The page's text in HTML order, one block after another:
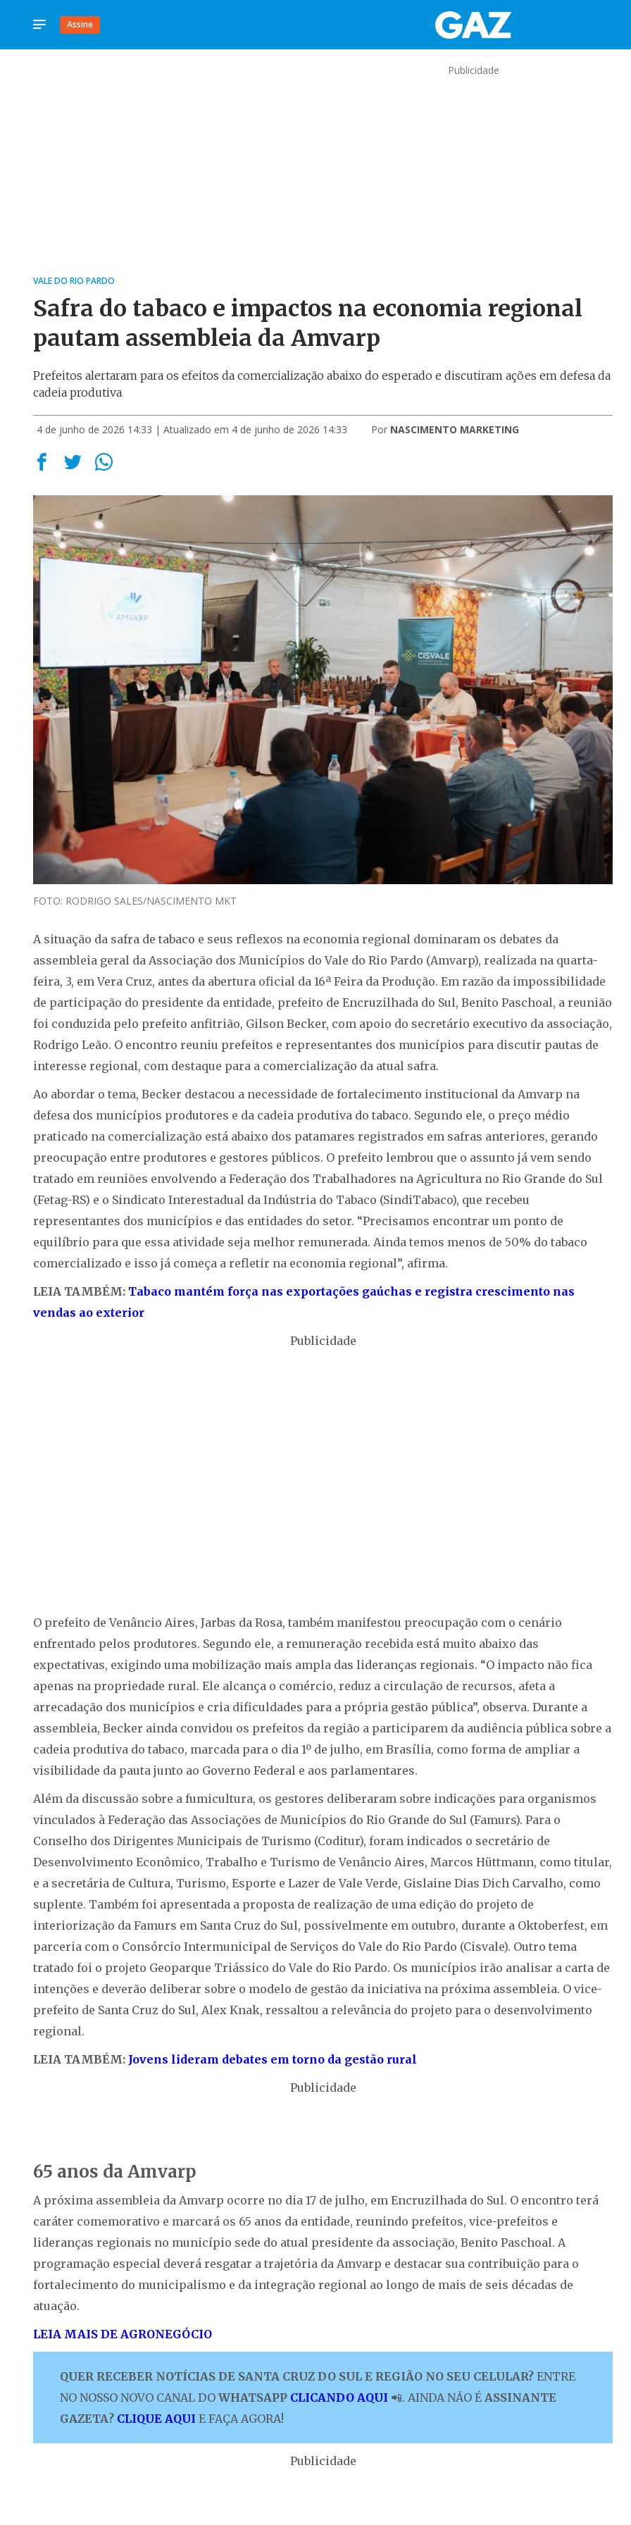
Assine
Publicidade
VALE DO RIO PARDO
Safra do tabaco e impactos na economia regional
pautam assembleia da Amvarp
Prefeitos alertaram para os efeitos da comercialização abaixo do esperado e discutiram ações em defesa da
cadeia produtiva
4 de junho de 2026 14:33 | Atualizado em 4 de junho de 2026 14:33 Por NASCIMENTO MARKETING
FOTO: RODRIGO SALES/NASCIMENTO MKT
A situação da safra de tabaco e seus reflexos na economia regional dominaram os debates da
assembleia geral da Associação dos Municípios do Vale do Rio Pardo (Amvarp), realizada na quarta-
feira, 3, em Vera Cruz, antes da abertura oficial da 16ª Feira da Produção. Em razão da impossibilidade
de participação do presidente da entidade, prefeito de Encruzilhada do Sul, Benito Paschoal, a reunião
foi conduzida pelo prefeito anfitrião, Gilson Becker, com apoio do secretário executivo da associação,
Rodrigo Leão. O encontro reuniu prefeitos e representantes dos municípios para discutir pautas de
interesse regional, com destaque para a comercialização da atual safra.
Ao abordar o tema, Becker destacou a necessidade de fortalecimento institucional da Amvarp na
defesa dos municípios produtores e da cadeia produtiva do tabaco. Segundo ele, o preço médio
praticado na comercialização está abaixo dos patamares registrados em safras anteriores, gerando
preocupação entre produtores e gestores públicos. O prefeito lembrou que o assunto já vem sendo
tratado em reuniões envolvendo a Federação dos Trabalhadores na Agricultura no Rio Grande do Sul
(Fetag-RS) e o Sindicato Interestadual da Indústria do Tabaco (SindiTabaco), que recebeu
representantes dos municípios e das entidades do setor. “Precisamos encontrar um ponto de
equilíbrio para que essa atividade seja melhor remunerada. Ainda temos menos de 50% do tabaco
comercializado e isso já começa a refletir na economia regional”, afirma.
LEIA TAMBÉM: Tabaco mantém força nas exportações gaúchas e registra crescimento nas
vendas ao exterior
Publicidade
O prefeito de Venâncio Aires, Jarbas da Rosa, também manifestou preocupação com o cenário
enfrentado pelos produtores. Segundo ele, a remuneração recebida está muito abaixo das
expectativas, exigindo uma mobilização mais ampla das lideranças regionais. “O impacto não fica
apenas na propriedade rural. Ele alcança o comércio, reduz a circulação de recursos, afeta a
arrecadação dos municípios e cria dificuldades para a própria gestão pública”, observa. Durante a
assembleia, Becker ainda convidou os prefeitos da região a participarem da audiência pública sobre a
cadeia produtiva do tabaco, marcada para o dia 1º de julho, em Brasília, como forma de ampliar a
visibilidade da pauta junto ao Governo Federal e aos parlamentares.
Além da discussão sobre a fumicultura, os gestores deliberaram sobre indicações para organismos
vinculados à Federação das Associações de Municípios do Rio Grande do Sul (Famurs). Para o
Conselho dos Dirigentes Municipais de Turismo (Coditur), foram indicados o secretário de
Desenvolvimento Econômico, Trabalho e Turismo de Venâncio Aires, Marcos Hüttmann, como titular,
e a secretária de Cultura, Turismo, Esporte e Lazer de Vale Verde, Gislaine Dias Dich Carvalho, como
suplente. Também foi apresentada a proposta de realização de uma edição do projeto de
interiorização da Famurs em Santa Cruz do Sul, possivelmente em outubro, durante a Oktoberfest, em
parceria com o Consórcio Intermunicipal de Serviços do Vale do Rio Pardo (Cisvale). Outro tema
tratado foi o projeto Geoparque Triássico do Vale do Rio Pardo. Os municípios irão analisar a carta de
intenções e deverão deliberar sobre o modelo de gestão da iniciativa na próxima assembleia. O vice-
prefeito de Santa Cruz do Sul, Alex Knak, ressaltou a relevância do projeto para o desenvolvimento
regional.
LEIA TAMBÉM: Jovens lideram debates em torno da gestão rural
Publicidade
65 anos da Amvarp
A próxima assembleia da Amvarp ocorre no dia 17 de julho, em Encruzilhada do Sul. O encontro terá
caráter comemorativo e marcará os 65 anos da entidade, reunindo prefeitos, vice-prefeitos e
lideranças regionais no município sede do atual presidente da associação, Benito Paschoal. A
programação especial deverá resgatar a trajetória da Amvarp e destacar sua contribuição para o
fortalecimento do municipalismo e da integração regional ao longo de mais de seis décadas de
atuação.
LEIA MAIS DE AGRONEGÓCIO
QUER RECEBER NOTÍCIAS DE SANTA CRUZ DO SUL E REGIÃO NO SEU CELULAR? ENTRE
NO NOSSO NOVO CANAL DO WHATSAPP CLICANDO AQUI 📲. AINDA NÃO É ASSINANTE
GAZETA? CLIQUE AQUI E FAÇA AGORA!
Publicidade